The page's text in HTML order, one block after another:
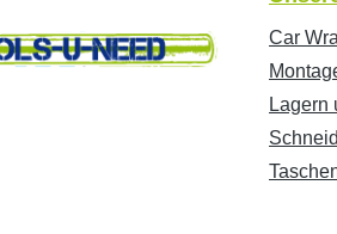
von Papier, Folien, Pappe,
schwierig erreichbare
Kanten, etc.
scharf! Nur für erfahrene
Car
Lagern